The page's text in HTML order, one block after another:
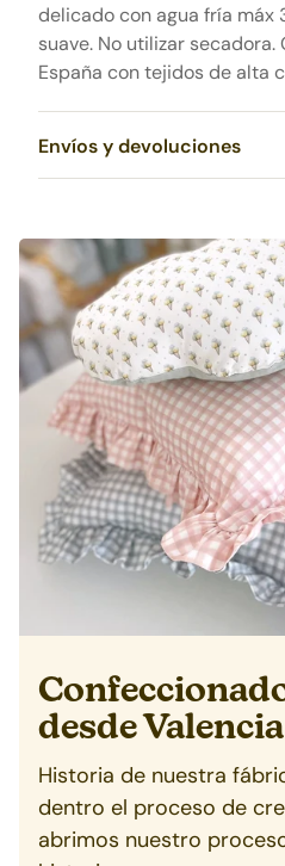
delicado con agua fría máx
suave. No utilizar
España con tejidos de alta
Envíos y devoluciones
desde Valencia
Historia de nuestra
dentro el proceso de
abrimos nuestro